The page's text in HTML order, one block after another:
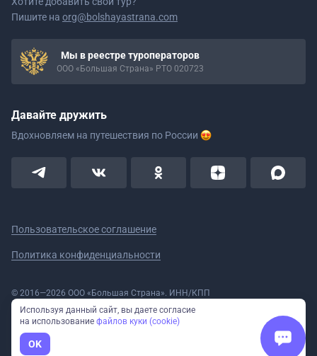
Пишите на org@bolshayastrana.com
Мы в реестре туроператоров
ООО «Большая Страна» РТО 020723
Давайте дружить
Вдохновляем на путешествия по России
Пользовательское соглашение
Политика конфиденциальности
© 2016—2026 ООО «Большая Страна». ИНН/КПП
5908078160/590801001 ОГРН 1185958020533
Номер в реестре Роскомнадзора № 59-18-006319 (Приказ № 321 от
11.10.2018)
Полное или частичное копирование изображений и текстов возможно
только с указанием активной ссылки на сайт Большая Страна.
Используя данный сайт, вы даете согласие
на использование файлов куки (cookie)
OK